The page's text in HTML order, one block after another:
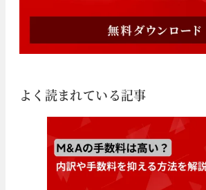
よく読まれている記事